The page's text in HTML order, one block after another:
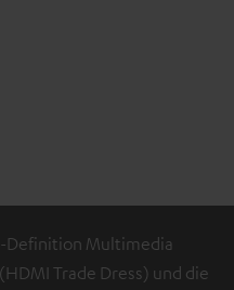
Definition Multimedia
Trade Dress) und die